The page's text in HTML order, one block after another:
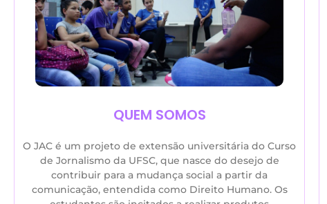
QUEM SOMOS
O JAC é um projeto de extensão universitária do Curso
de Jornalismo da UFSC, que nasce do desejo de
contribuir para a mudança social a partir da
comunicação, entendida como Direito Humano. Os